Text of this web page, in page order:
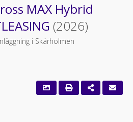
MAX Hybrid
(2026)
i Skärholmen